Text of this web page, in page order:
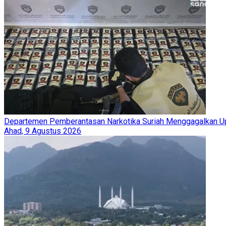
Departemen Pemberantasan Narkotika Suriah Menggagalkan
Ahad, 9 Agustus 2026